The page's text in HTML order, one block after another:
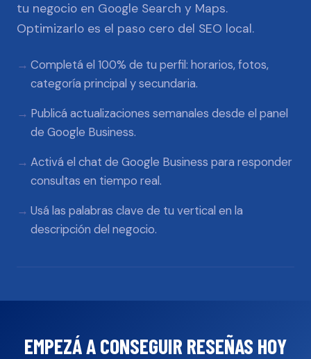
tu negocio en Google Search y Maps.
Optimizarlo es el paso cero del SEO local.
Completá el 100% de tu perfil: horarios, fotos,
categoría principal y secundaria.
Publicá actualizaciones semanales desde el panel
de Google Business.
Activá el chat de Google Business para responder
consultas en tiempo real.
Usá las palabras clave de tu vertical en la
descripción del negocio.
EMPEZÁ A CONSEGUIR RESEÑAS HOY